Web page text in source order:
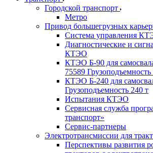
Городской транспорт
Метро
Привод большегрузных
Система управления
Диагностические и
КТЭО
КТЭО Б-90 для
75589 Грузоподъемность
КТЭО Б-240 для
Грузоподъемность 240 т
Испытания КТЭО
Сервисная служба
транспорт»
Сервис-партнеры
Электротрансмиссии для
Перспективы развития